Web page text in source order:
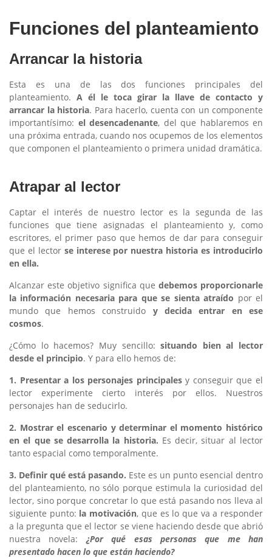
Funciones del planteamiento
Arrancar la historia
Esta es una de las dos funciones principales del
planteamiento. A él le toca girar la llave de contacto y
arrancar la historia. Para hacerlo, cuenta con un componente
importantísimo: el desencadenante, del que hablaremos en
una próxima entrada, cuando nos ocupemos de los elementos
que componen el planteamiento o primera unidad dramática.
Atrapar al lector
Captar el interés de nuestro lector es la segunda de las
funciones que tiene asignadas el planteamiento y, como
escritores, el primer paso que hemos de dar para conseguir
que el lector se interese por nuestra historia es introducirlo
en ella.
Alcanzar este objetivo significa que debemos proporcionarle
la información necesaria para que se sienta atraído por el
mundo que hemos construido y decida entrar en ese
cosmos.
¿Cómo lo hacemos? Muy sencillo:situando bien al lector
desde el principio. Y para ello hemos de:
1. Presentar a los personajes principalesy conseguir que el
lector experimente cierto interés por ellos. Nuestros
personajes han de seducirlo.
2. Mostrar el escenario y determinar el momento histórico
en el que se desarrolla la historia. Es decir, situar al lector
tanto espacial como temporalmente.
3. Definir qué está pasando. Este es un punto esencial dentro
del planteamiento, no sólo porque estimula la curiosidad del
lector, sino porque concretar lo que está pasando nos lleva al
siguiente punto: la motivación, que es lo que va a responder
a la pregunta que el lector se viene haciendo desde que abrió
nuestra novela: ¿Por qué esas personas que me han
presentado hacen lo que están haciendo?